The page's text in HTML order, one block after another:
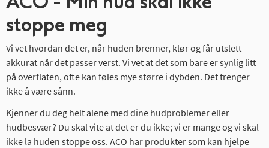
stoppe meg
Vi vet hvordan det er, når huden brenner, klør og får utslett
akkurat når det passer verst. Vi vet at det som bare er synlig litt
på overflaten, ofte kan føles mye større i dybden. Det trenger
ikke å være sånn.
Kjenner du deg helt alene med dine hudproblemer eller
hudbesvær? Du skal vite at det er du ikke; vi er mange og vi skal
ikke la huden stoppe oss. ACO har produkter som kan hjelpe